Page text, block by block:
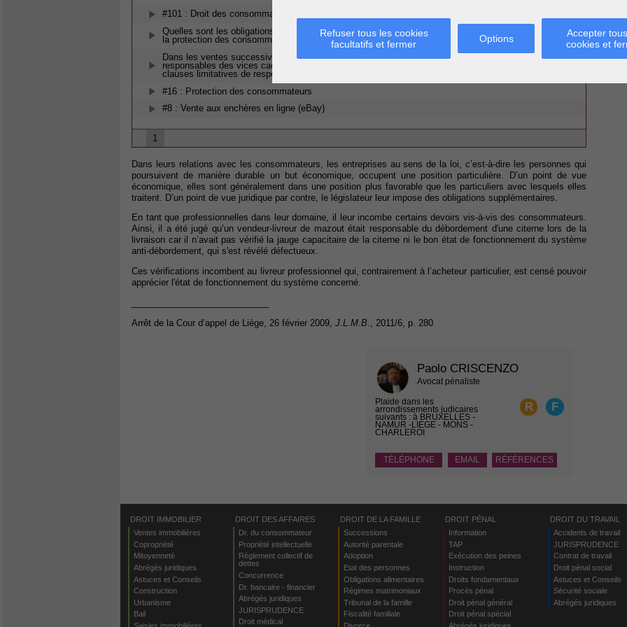
Refuser tous les cookies
facultatifs et fermer
Options
Accepter
cookies et
#101 : Droit des consommateurs
Quelles sont les obligations supplémentaires à charge des professionnels au regard de législation sur
la protection des consommateurs ?
Dans les ventes successives ( Chaînes de distribution), les professionnels successifs sont-ils
responsables des vices cachés à l'égard de l'acheteur final, et ce quant bien même il y aurait des
clauses limitatives de responsabilités ?
#16 : Protection des consommateurs
#8 : Vente aux enchères en ligne (eBay)
1
Dans leurs relations avec les consommateurs, les entreprises au sens de la loi, c’est-à-dire les personnes qui
poursuivent de manière durable un but économique, occupent une position particulière. D’un point de vue
économique, elles sont généralement dans une position plus favorable que les particuliers avec lesquels elles
traitent. D’un point de vue juridique par contre, le législateur leur impose des obligations supplémentaires.
En tant que professionnelles dans leur domaine, il leur incombe certains devoirs vis-à-vis des consommateurs.
Ainsi, il a été jugé qu’un vendeur-livreur de mazout était responsable du débordement d'une citerne lors de la
livraison car il n’avait pas vérifié la jauge capacitaire de la citerne ni le bon état de fonctionnement du système
anti-débordement, qui s'est révélé défectueux.
Ces vérifications incombent au livreur professionnel qui, contrairement à l’acheteur particulier, est censé pouvoir
apprécier l'état de fonctionnement du système concerné.
Arrêt de la Cour d’appel de Liège, 26 février 2009, J.L.M.B ., 2011/6, p. 280
Paolo CRISCENZO
Avocat pénaliste
R F
Plaide dans les
arrondissements judicaires
suivants : à BRUXELLES -
NAMUR -LIEGE - MONS -
CHARLEROI
TÉLÉPHONE EMAIL RÉFÉRENCES
DROIT IMMOBILIER
Ventes immobilières
Copropriété
Mitoyenneté
Abrégés juridiques
Astuces et Conseils
Construction
Urbanisme
Bail
DROIT DES AFFAIRES
Dr. du consommateur
Propriété intellectuelle
Règlement collectif de
dettes
Concurrence
Dr. bancaire - financier
Abrégés juridiques
JURISPRUDENCE
Droit médical
DROIT DE LA FAMILLE
Successions
Autorité parentale
Adoption
Etat des personnes
Obligations alimentaires
Régimes matrimoniaux
Tribunal de la famille
Fiscalité familiale
DROIT PÉNAL
Information
TAP
Exécution des peines
Instruction
Droits fondamentaux
Procès pénal
Droit pénal général
Droit pénal spécial
DROIT DU TRAVAIL
Accidents de travail
JURISPRUDENCE
Contrat de travail
Droit pénal social
Astuces et Conseils
Sécurité sociale
Abrégés juridiques